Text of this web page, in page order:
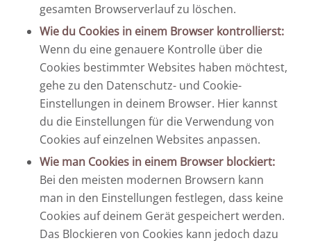
gesamten Browserverlauf zu löschen.
Wie du Cookies in einem Browser kontrollierst:
Wenn du eine genauere Kontrolle über die
Cookies bestimmter Websites haben möchtest,
gehe zu den Datenschutz- und Cookie-
Einstellungen in deinem Browser. Hier kannst
du die Einstellungen für die Verwendung von
Cookies auf einzelnen Websites anpassen.
Wie man Cookies in einem Browser blockiert:
Bei den meisten modernen Browsern kann
man in den Einstellungen festlegen, dass keine
Cookies auf deinem Gerät gespeichert werden.
Das Blockieren von Cookies kann jedoch dazu